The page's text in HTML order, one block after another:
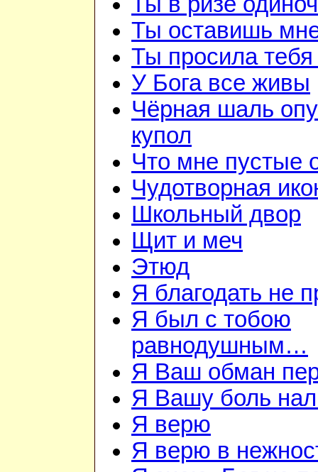
Ты оставишь
Ты просила
У Бога все живы
Чёрная шаль
купол
Что мне пустые
Чудотворная
Школьный двор
Щит и меч
Этюд
Я благодать не
Я был с тобою
равнодушным…
Я Ваш обман
Я Вашу боль
Я верю
Я верю в